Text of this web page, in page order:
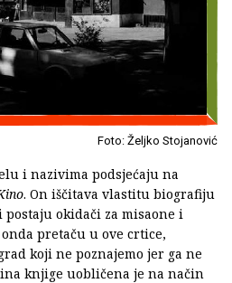
Foto: Željko Stojanović
i nazivima podsjećaju na
. On iščitava vlastitu biografiju
okidači za misaone i
pretaču u ove crtice,
koji ne poznajemo jer ga ne
knjige uobličena je na način